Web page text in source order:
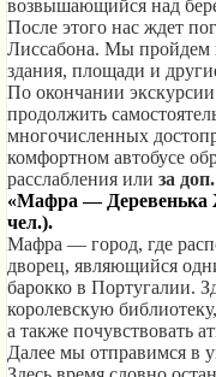
возвышающийся над
После этого нас ждет
Лиссабона. Мы пройдем
здания, площади и
По окончании
продолжить
многочисленных
комфортном автобусе
расслабления или за
«Мафра — Деревенька
чел.).
Мафра — город, где
дворец, являющийся
барокко в Португалии.
королевскую
а также почувствовать
Далее мы отправимся в